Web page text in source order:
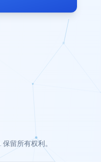
. 保留所有权利。